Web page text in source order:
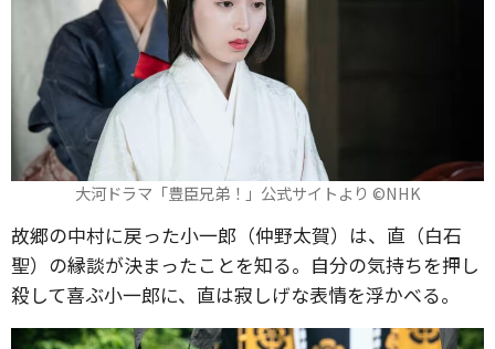
大河ドラマ「豊臣兄弟！」公式サイトより ©️NHK
故郷の中村に戻った小一郎（仲野太賀）は、直（白石
聖）の縁談が決まったことを知る。自分の気持ちを押し
殺して喜ぶ小一郎に、直は寂しげな表情を浮かべる。